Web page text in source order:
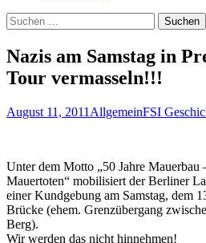
Suchen
nach:
Nazis am Samstag in
Tour vermasseln!!!
August 11, 2011 AllgemeinFSI
Unter dem Motto „50 Jahre Mauerbau
Mauertoten“ mobilisiert der Berliner
einer Kundgebung am Samstag, dem
Brücke (ehem. Grenzübergang
Berg).
Wir werden das nicht hinnehmen!